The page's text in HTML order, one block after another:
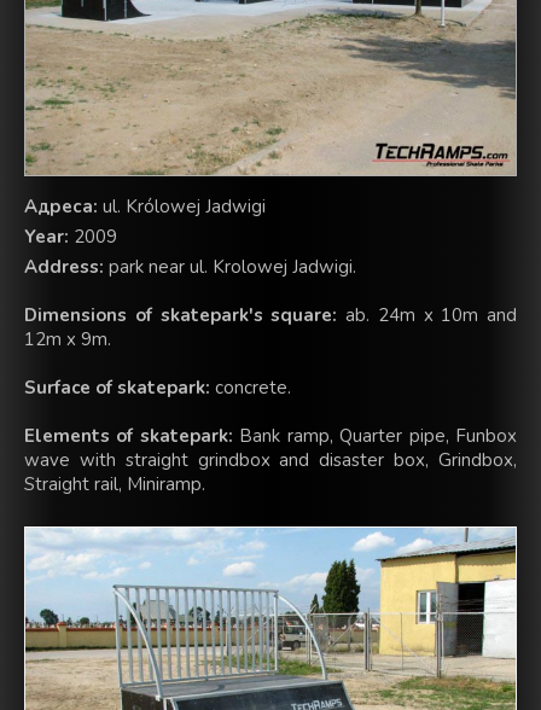
Aдреса: ul. Królowej Jadwigi
Year: 2009
Address: park near ul. Krolowej Jadwigi.
Dimensions of skatepark's square: ab. 24m x 10m and
12m x 9m.
Surface of skatepark: concrete.
Elements of skatepark: Bank ramp, Quarter pipe, Funbox
wave with straight grindbox and disaster box, Grindbox,
Straight rail, Miniramp.